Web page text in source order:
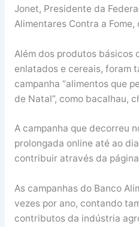
Jonet, Presidente da
Alimentares Contra a
Além dos produtos básicos
enlatados e cereais, foram
campanha “alimentos que
de Natal”, como bacalhau,
A campanha que decorreu
prolongada online até ao
contribuir através da
As campanhas do Banco
vezes por ano, contando
contributos da indústria